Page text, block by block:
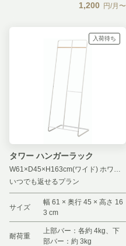
1,200 円/月〜
入荷待ち
タワー ハンガーラック
W61×D45×H163cm(ワイド) ホワイト
いつでも返せるプラン
サイズ
幅 61 × 奥行 45 × 高さ 16
3 cm
耐荷重
上部バー：各約 4kg、下
部バー：約 3kg